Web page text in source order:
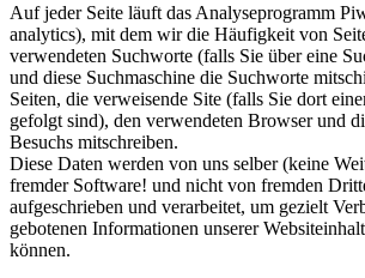
Auf jeder Seite läuft das Analyseprogramm
analytics), mit dem wir die Häufigkeit von
verwendeten Suchworte (falls Sie über eine
und diese Suchmaschine die Suchworte
Seiten, die verweisende Site (falls Sie dort
gefolgt sind), den verwendeten Browser und
Besuchs mitschreiben.
Diese Daten werden von uns selber (keine
fremder Software! und nicht von fremden
aufgeschrieben und verarbeitet, um gezielt
gebotenen Informationen unserer
können.